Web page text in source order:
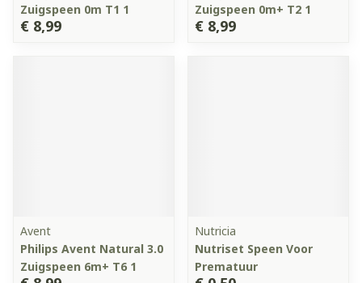
Zuigspeen 0m T1 1
€ 8,99
Zuigspeen 0m+ T2 1
€ 8,99
Avent
Philips Avent Natural 3.0
Zuigspeen 6m+ T6 1
Nutricia
Nutriset Speen Voor
Prematuur